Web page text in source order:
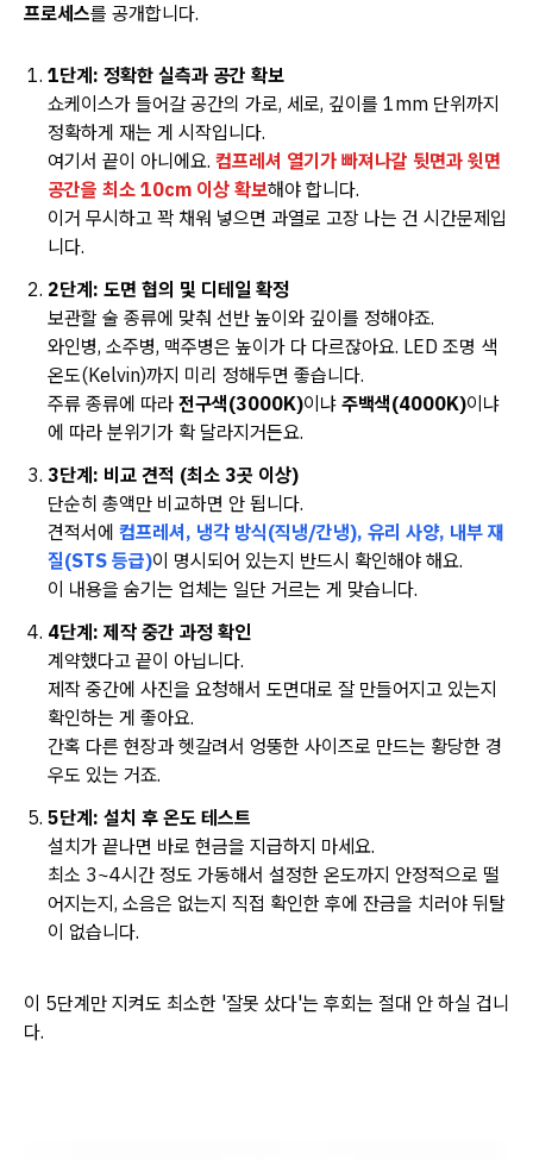
프로세스를 공개합니다.
1단계: 정확한 실측과 공간 확보
쇼케이스가 들어갈 공간의 가로, 세로, 깊이를 1mm 단위까지
정확하게 재는 게 시작입니다.
여기서 끝이 아니에요. 컴프레셔 열기가 빠져나갈 뒷면과 윗면
공간을 최소 10cm 이상 확보해야 합니다.
이거 무시하고 꽉 채워 넣으면 과열로 고장 나는 건 시간문제입
니다.
2단계: 도면 협의 및 디테일 확정
보관할 술 종류에 맞춰 선반 높이와 깊이를 정해야죠.
와인병, 소주병, 맥주병은 높이가 다 다르잖아요. LED 조명 색
온도(Kelvin)까지 미리 정해두면 좋습니다.
주류 종류에 따라 전구색(3000K)이냐 주백색(4000K)이냐
에 따라 분위기가 확 달라지거든요.
3단계: 비교 견적 (최소 3곳 이상)
단순히 총액만 비교하면 안 됩니다.
견적서에 컴프레셔, 냉각 방식(직냉/간냉), 유리 사양, 내부 재
질(STS 등급)이 명시되어 있는지 반드시 확인해야 해요.
이 내용을 숨기는 업체는 일단 거르는 게 맞습니다.
4단계: 제작 중간 과정 확인
계약했다고 끝이 아닙니다.
제작 중간에 사진을 요청해서 도면대로 잘 만들어지고 있는지
확인하는 게 좋아요.
간혹 다른 현장과 헷갈려서 엉뚱한 사이즈로 만드는 황당한 경
우도 있는 거죠.
5단계: 설치 후 온도 테스트
설치가 끝나면 바로 현금을 지급하지 마세요.
최소 3~4시간 정도 가동해서 설정한 온도까지 안정적으로 떨
어지는지, 소음은 없는지 직접 확인한 후에 잔금을 치러야 뒤탈
이 없습니다.
이 5단계만 지켜도 최소한 '잘못 샀다'는 후회는 절대 안 하실 겁니
다.